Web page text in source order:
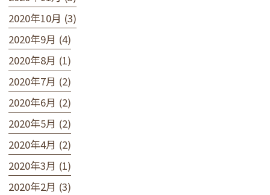
2020年10月 (3)
2020年9月 (4)
2020年8月 (1)
2020年7月 (2)
2020年6月 (2)
2020年5月 (2)
2020年4月 (2)
2020年3月 (1)
2020年2月 (3)